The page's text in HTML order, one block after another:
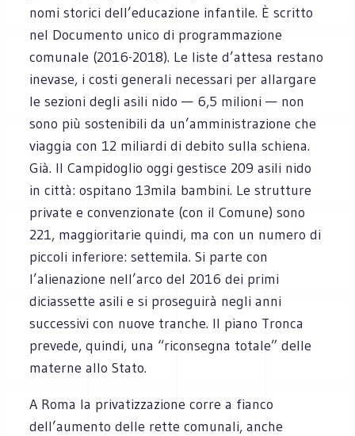
nomi storici dell’educazione infantile. È scritto
nel Documento unico di programmazione
comunale (2016-2018). Le liste d’attesa restano
inevase, i costi generali necessari per allargare
le sezioni degli asili nido — 6,5 milioni — non
sono più sostenibili da un’amministrazione che
viaggia con 12 miliardi di debito sulla schiena.
Già. Il Campidoglio oggi gestisce 209 asili nido
in città: ospitano 13mila bambini. Le strutture
private e convenzionate (con il Comune) sono
221, maggioritarie quindi, ma con un numero di
piccoli inferiore: settemila. Si parte con
l’alienazione nell’arco del 2016 dei primi
diciassette asili e si proseguirà negli anni
successivi con nuove tranche. Il piano Tronca
prevede, quindi, una “riconsegna totale” delle
materne allo Stato.
A Roma la privatizzazione corre a fianco
dell’aumento delle rette comunali, anche